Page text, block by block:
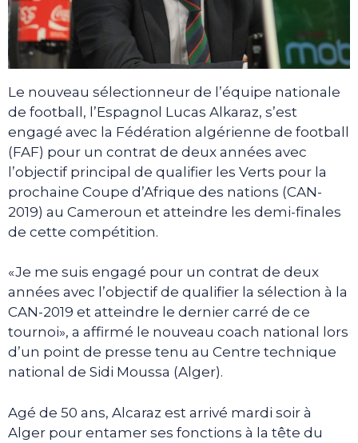
Le nouveau sélectionneur de l’équipe nationale
de football, l’Espagnol Lucas Alkaraz, s’est
engagé avec la Fédération algérienne de football
(FAF) pour un contrat de deux années avec
l’objectif principal de qualifier les Verts pour la
prochaine Coupe d’Afrique des nations (CAN-
2019) au Cameroun et atteindre les demi-finales
de cette compétition.
«Je me suis engagé pour un contrat de deux
années avec l’objectif de qualifier la sélection à la
CAN-2019 et atteindre le dernier carré de ce
tournoi», a affirmé le nouveau coach national lors
d’un point de presse tenu au Centre technique
national de Sidi Moussa (Alger).
Agé de 50 ans, Alcaraz est arrivé mardi soir à
Alger pour entamer ses fonctions à la tête du